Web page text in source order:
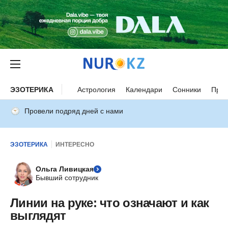
ЭЗОТЕРИКА Астрология Календари Сонники
Провели подряд дней с нами
ЭЗОТЕРИКА ИНТЕРЕСНО
Ольга Ливицкая
Бывший сотрудник
Линии на руке: что означают и как
выглядят